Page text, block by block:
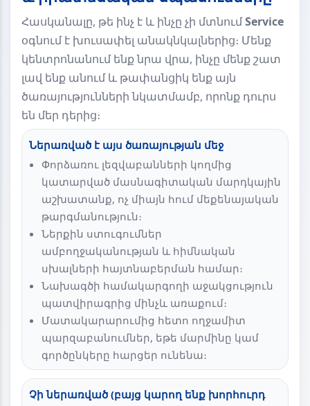
Հասկանալը, թե ինչ է և ինչը չի մտնումService
օգնում է խուսափել անակնկալներից։ Մենք
կենտրոնանում ենք նրա վրա, ինչը մենք շատ
լավ ենք անում և թափանցիկ ենք այն
ծառայությունների նկատմամբ, որոնք դուրս
են մեր դերից։
Ներառված է այս ծառայության մեջ
Փորձառու լեզվաբանների կողմից
կատարված մասնագիտական մարդկային
աշխատանք, ոչ միայն հում մեքենայական
թարգմանություն։
Ներքին ստուգումներ
ամբողջականության և հիմնական
սխալների հայտնաբերման համար։
Նախագծի համակարգողի աջակցություն
պատվիրագրից մինչև առաքում։
Մատակարարումից հետո ողջամիտ
պարզաբանումներ, եթե մարմինը կամ
գործընկերը հարցեր ունենա։
Չի ներառված (բայց կարող ենք խորհուրդ